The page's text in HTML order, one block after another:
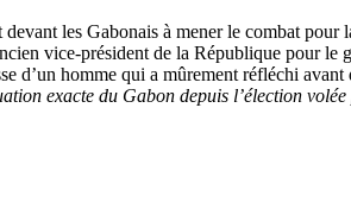
les Gabonais à mener le combat pour
vice-président de la République pour le
d’un homme qui a mûrement réfléchi avant
exacte du Gabon depuis l’élection